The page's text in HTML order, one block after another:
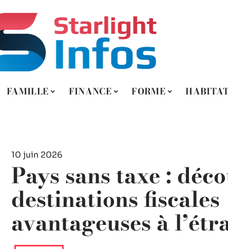
FAMILLE FINANCE FORME
10 juin 2026
Pays sans taxe :
destinations fiscales
avantageuses à